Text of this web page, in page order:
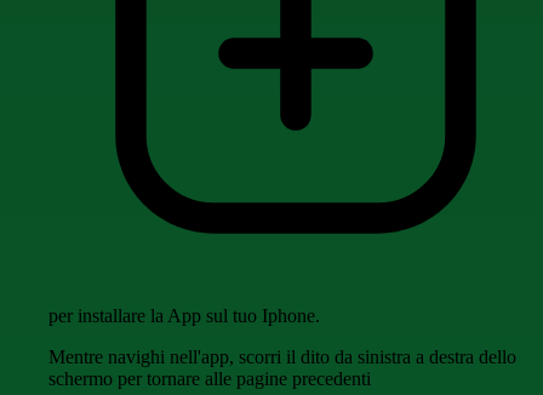
per installare la App sul tuo Iphone.
Mentre navighi nell'app, scorri il dito da sinistra a destra dello
schermo per tornare alle pagine precedenti